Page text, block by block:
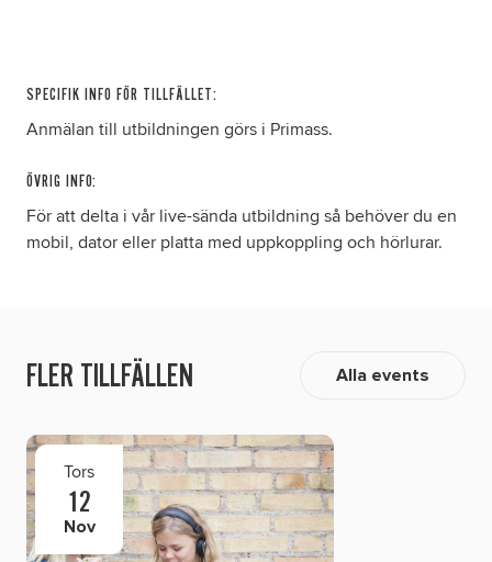
SPECIFIK INFO FÖR TILLFÄLLET:
Anmälan till utbildningen görs i Primass.
ÖVRIG INFO:
För att delta i vår live-sända utbildning så behöver du en
mobil, dator eller platta med uppkoppling och hörlurar.
FLER TILLFÄLLEN Alla events
Tors
12
Nov